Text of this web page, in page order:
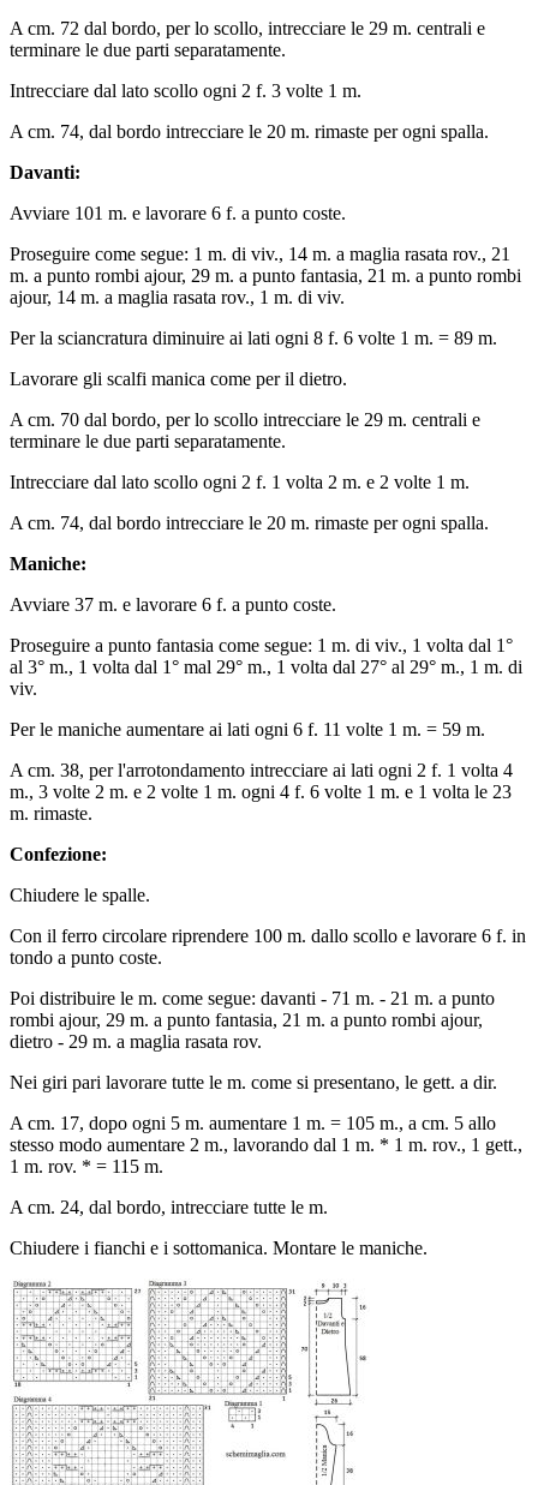
A cm. 72 dal bordo, per lo scollo, intrecciare le 29 m. centrali e
terminare le due parti separatamente.
Intrecciare dal lato scollo ogni 2 f. 3 volte 1 m.
A cm. 74, dal bordo intrecciare le 20 m. rimaste per ogni spalla.
Davanti:
Avviare 101 m. e lavorare 6 f. a punto coste.
Proseguire come segue: 1 m. di viv., 14 m. a maglia rasata rov., 21
m. a punto rombi ajour, 29 m. a punto fantasia, 21 m. a punto rombi
ajour, 14 m. a maglia rasata rov., 1 m. di viv.
Per la sciancratura diminuire ai lati ogni 8 f. 6 volte 1 m. = 89 m.
Lavorare gli scalfi manica come per il dietro.
A cm. 70 dal bordo, per lo scollo intrecciare le 29 m. centrali e
terminare le due parti separatamente.
Intrecciare dal lato scollo ogni 2 f. 1 volta 2 m. e 2 volte 1 m.
A cm. 74, dal bordo intrecciare le 20 m. rimaste per ogni spalla.
Maniche:
Avviare 37 m. e lavorare 6 f. a punto coste.
Proseguire a punto fantasia come segue: 1 m. di viv., 1 volta dal 1°
al 3° m., 1 volta dal 1° mal 29° m., 1 volta dal 27° al 29° m., 1 m. di
viv.
Per le maniche aumentare ai lati ogni 6 f. 11 volte 1 m. = 59 m.
A cm. 38, per l'arrotondamento intrecciare ai lati ogni 2 f. 1 volta 4
m., 3 volte 2 m. e 2 volte 1 m. ogni 4 f. 6 volte 1 m. e 1 volta le 23
m. rimaste.
Confezione:
Chiudere le spalle.
Con il ferro circolare riprendere 100 m. dallo scollo e lavorare 6 f. in
tondo a punto coste.
Poi distribuire le m. come segue: davanti - 71 m. - 21 m. a punto
rombi ajour, 29 m. a punto fantasia, 21 m. a punto rombi ajour,
dietro - 29 m. a maglia rasata rov.
Nei giri pari lavorare tutte le m. come si presentano, le gett. a dir.
A cm. 17, dopo ogni 5 m. aumentare 1 m. = 105 m., a cm. 5 allo
stesso modo aumentare 2 m., lavorando dal 1 m. * 1 m. rov., 1 gett.,
1 m. rov. * = 115 m.
A cm. 24, dal bordo, intrecciare tutte le m.
Chiudere i fianchi e i sottomanica. Montare le maniche.